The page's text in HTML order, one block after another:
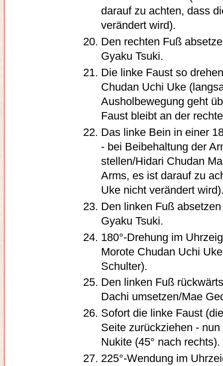
darauf zu achten, dass
verändert wird).
Den rechten Fuß
Gyaku Tsuki.
Die linke Faust so
Chudan Uchi Uke
Ausholbewegung geht
Faust bleibt an der
Das linke Bein in einer
- bei Beibehaltung der
stellen/Hidari Chudan
Arms, es ist darauf zu
Uke nicht verändert
Den linken Fuß
Gyaku Tsuki.
180°-Drehung im
Morote Chudan Uchi
Schulter).
Den linken Fuß
Dachi umsetzen/Mae
Sofort die linke Faust
Seite zurückziehen -
Nukite (45° nach rechts).
225°-Wendung im